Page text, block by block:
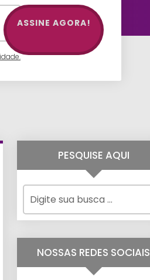
ASSINE AGORA!
PESQUISE AQUI
NOSSAS REDES SOCIAIS